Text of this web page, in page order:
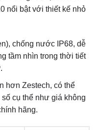
nổi bật với thiết kế nhỏ
chống nước IP68, dễ
tầm nhìn trong thời tiết
hơn Zestech, có thể
cụ thể như giá không
hãng.